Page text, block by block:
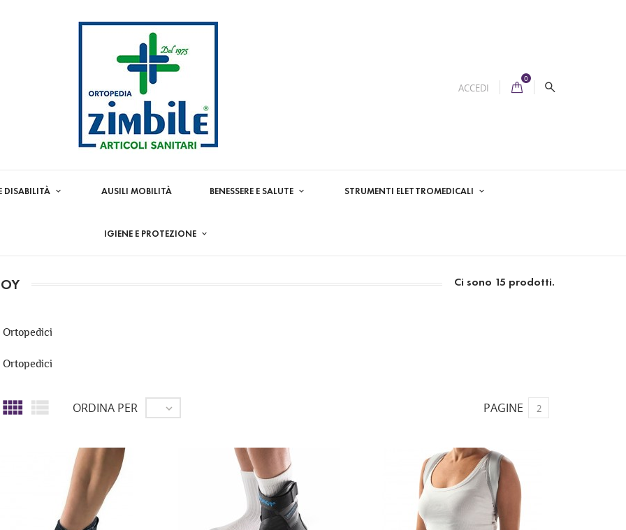
ACCEDI
0
DISABILITÀ AUSILI MOBILITÀ BENESSERE E SALUTE STRUMENTI ELETTROMEDICALI
IGIENE E PROTEZIONE
Ci sono 15 prodotti.
Ortopedici
Ortopedici
  ORDINA PER  PAGINE 2